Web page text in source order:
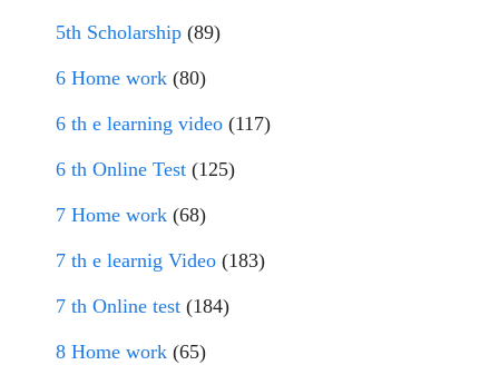
5th Scholarship (89)
6 Home work (80)
6 th e learning video (117)
6 th Online Test (125)
7 Home work (68)
7 th e learnig Video (183)
7 th Online test (184)
8 Home work (65)